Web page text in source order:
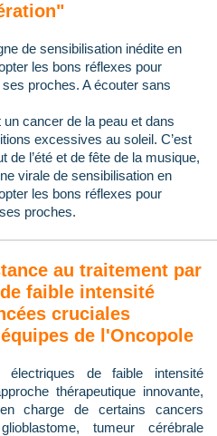
de sensibilisation inédite en
les bons réflexes pour
proches. A écouter sans
cancer de la peau et dans
excessives au soleil. C’est
de l’été et de fête de la musique,
virale de sensibilisation en
les bons réflexes pour
proches.
au traitement par
faible intensité
cruciales
de l'Oncopole
de faible intensité
thérapeutique innovante,
charge de certains cancers
tumeur cérébrale